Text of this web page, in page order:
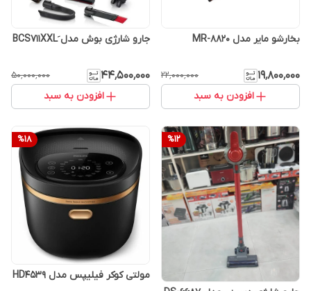
بخارشو مایر مدل MR-8820
۱۹٬۸۰۰٬۰۰۰ ۲۲٬۰۰۰٬۰۰۰
افزودن به سبد
جارو شارژی بوش مدل BCS711XXLَ
۴۴٬۵۰۰٬۰۰۰ ۵۰٬۰۰۰٬۰۰۰
افزودن به سبد
%12
%18
مولتی کوکر فیلیپس مدل HD4539